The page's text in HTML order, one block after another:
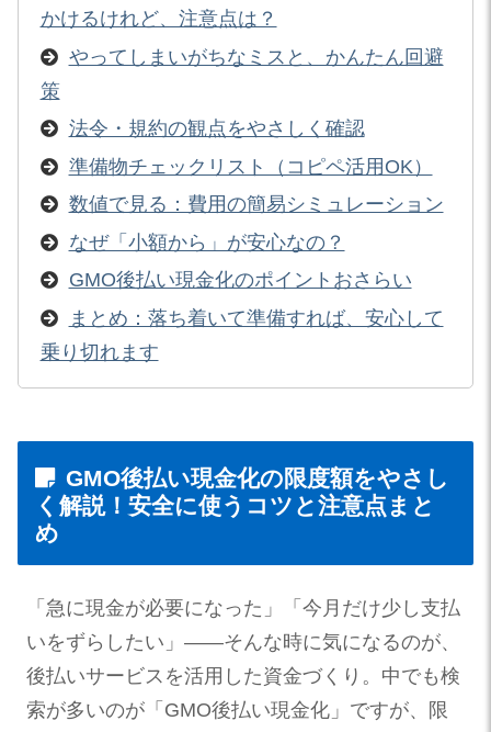
かけるけれど、注意点は？
やってしまいがちなミスと、かんたん回避
策
法令・規約の観点をやさしく確認
準備物チェックリスト（コピペ活用OK）
数値で見る：費用の簡易シミュレーション
なぜ「小額から」が安心なの？
GMO後払い現金化のポイントおさらい
まとめ：落ち着いて準備すれば、安心して
乗り切れます
GMO後払い現金化の限度額をやさし
く解説！安全に使うコツと注意点まと
め
「急に現金が必要になった」「今月だけ少し支払
いをずらしたい」——そんな時に気になるのが、
後払いサービスを活用した資金づくり。中でも検
索が多いのが「GMO後払い現金化」ですが、限